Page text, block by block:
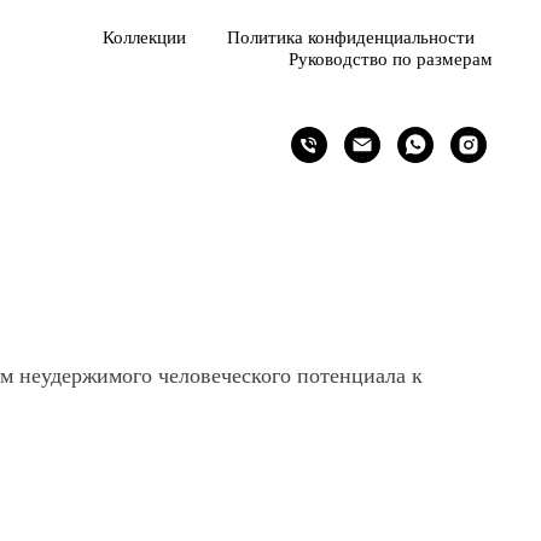
Коллекции
Политика конфиденциальности
Руководство по размерам
человеческого потенциала к